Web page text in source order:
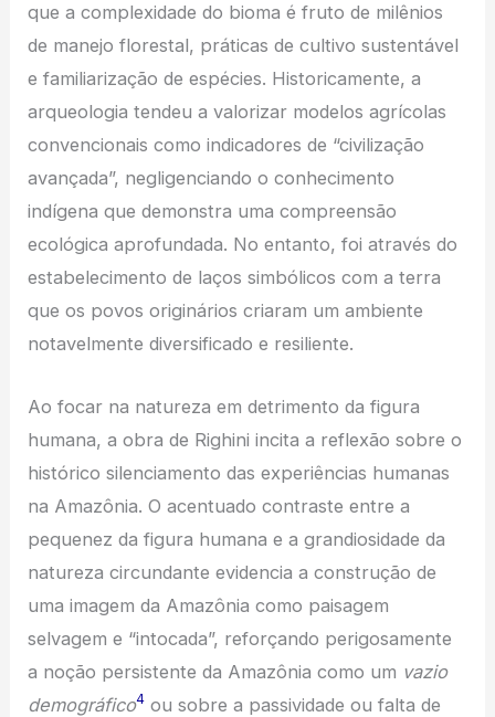
que a complexidade do bioma é fruto de milênios
de manejo florestal, práticas de cultivo sustentável
e familiarização de espécies. Historicamente, a
arqueologia tendeu a valorizar modelos agrícolas
convencionais como indicadores de “civilização
avançada”, negligenciando o conhecimento
indígena que demonstra uma compreensão
ecológica aprofundada. No entanto, foi através do
estabelecimento de laços simbólicos com a terra
que os povos originários criaram um ambiente
notavelmente diversificado e resiliente.
Ao focar na natureza em detrimento da figura
humana, a obra de Righini incita a reflexão sobre o
histórico silenciamento das experiências humanas
na Amazônia. O acentuado contraste entre a
pequenez da figura humana e a grandiosidade da
natureza circundante evidencia a construção de
uma imagem da Amazônia como paisagem
selvagem e “intocada”, reforçando perigosamente
a noção persistente da Amazônia como um vazio
demográfico4 ou sobre a passividade ou falta de